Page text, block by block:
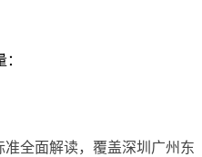
准全面解读，覆盖深圳广州东